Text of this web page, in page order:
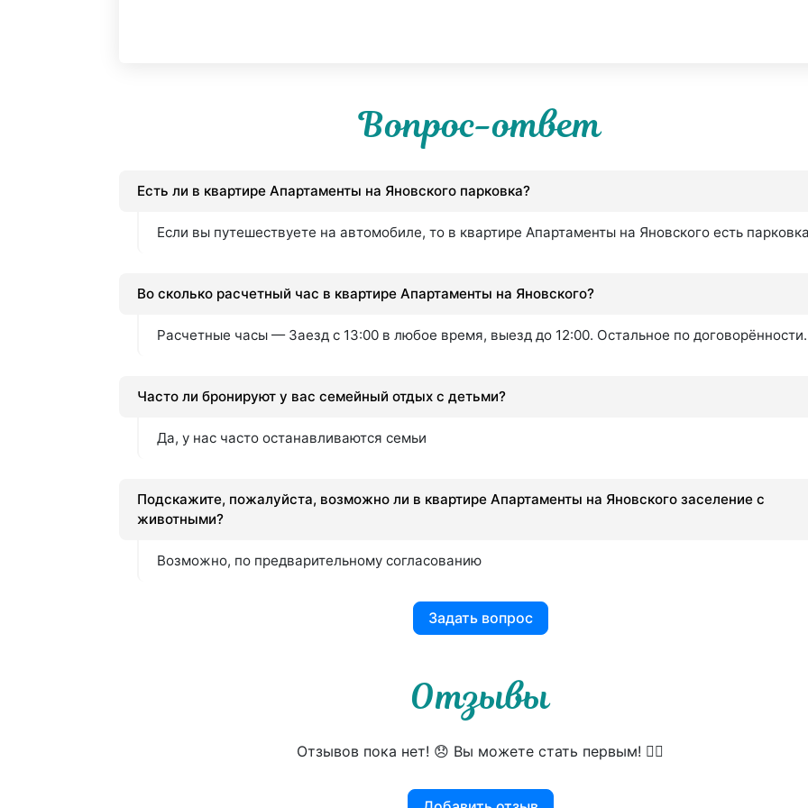
Вопрос-ответ
Есть ли в квартире Апартаменты на Яновского парковка?
Если вы путешествуете на автомобиле, то в квартире Апартаменты на Яновского есть
Во сколько расчетный час в квартире Апартаменты на Яновского?
Расчетные часы — Заезд с 13:00 в любое время, выезд до 12:00. Остальное по договорённости.
Часто ли бронируют у вас семейный отдых с детьми?
Да, у нас часто останавливаются семьи
Подскажите, пожалуйста, возможно ли в квартире Апартаменты на Яновского заселение с
животными?
Возможно, по предварительному согласованию
Задать вопрос
Отзывы
Отзывов пока нет! 😞 Вы можете стать первым! 👍🏻